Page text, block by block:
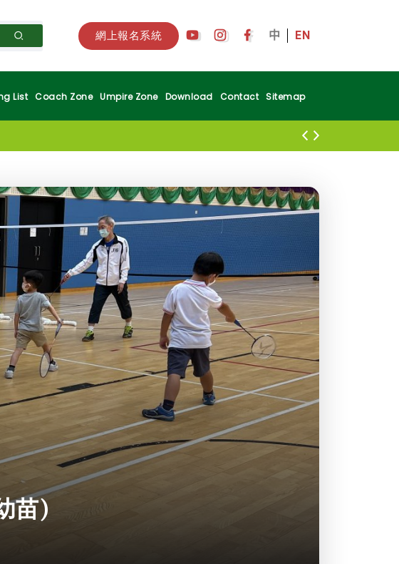
網上報名系統 中 EN
List Coach Zone Umpire Zone Download Contact Sitemap
苗)